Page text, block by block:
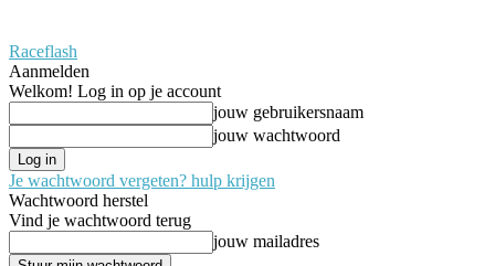
Raceflash
Aanmelden
Welkom! Log in op je account
jouw gebruikersnaam
jouw wachtwoord
Je wachtwoord vergeten? hulp krijgen
Wachtwoord herstel
Vind je wachtwoord terug
jouw mailadres